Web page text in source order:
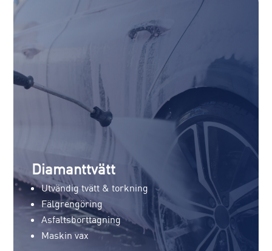
Diamanttvätt
Utvändig tvätt & torkning
Fälgrengöring
Asfaltsborttagning
Maskin vax